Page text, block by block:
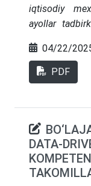
iqtisodiy
ayollar
dasturlarini
sektorida
chiqqan holda
yondashuvlar
04/22/
PDF
DATA-